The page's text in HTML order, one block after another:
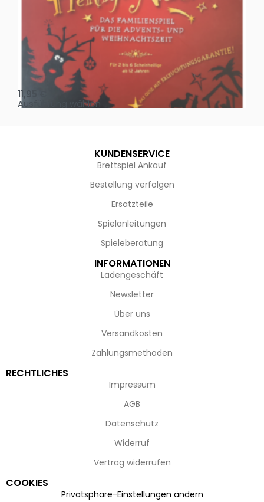
Oh, heilige Nacht!
11,95
Ausführung wählen
KUNDENSERVICE
Brettspiel Ankauf
Bestellung verfolgen
Ersatzteile
Spielanleitungen
Spieleberatung
INFORMATIONEN
Ladengeschäft
Newsletter
Über uns
Versandkosten
Zahlungsmethoden
RECHTLICHES
Impressum
AGB
Datenschutz
Widerruf
Vertrag widerrufen
COOKIES
Privatsphäre-Einstellungen ändern